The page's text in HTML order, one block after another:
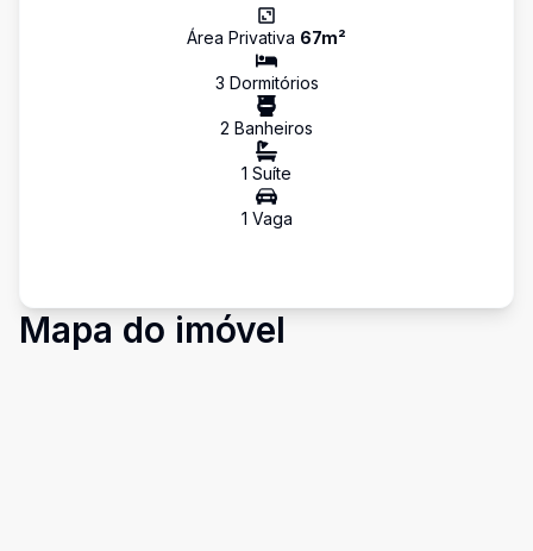
Área Privativa 67m²
3 Dormitórios
2 Banheiros
1 Suíte
1 Vaga
Mapa do imóvel